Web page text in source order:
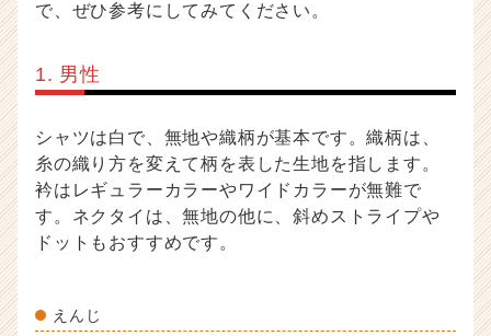
で、ぜひ参考にしてみてください。
1. 男性
シャツは白で、無地や織柄が基本です。織柄は、
糸の織り方を変えて柄を表した生地を指します。
衿はレギュラーカラーやワイドカラーが無難で
す。ネクタイは、無地の他に、斜めストライプや
ドットもおすすめです。
えんじ